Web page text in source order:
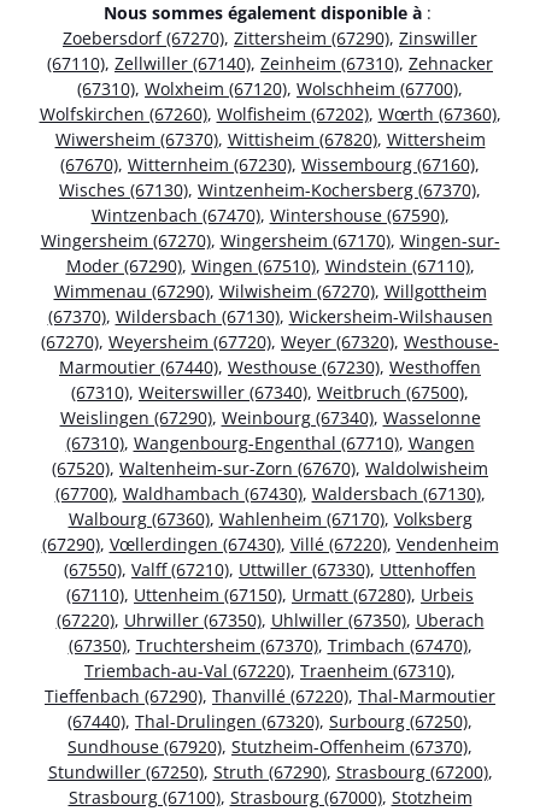
Nous sommes également disponible à :
Zoebersdorf (67270), Zittersheim (67290), Zinswiller
(67110), Zellwiller (67140), Zeinheim (67310), Zehnacker
(67310), Wolxheim (67120), Wolschheim (67700),
Wolfskirchen (67260), Wolfisheim (67202), Wœrth (67360),
Wiwersheim (67370), Wittisheim (67820), Wittersheim
(67670), Witternheim (67230), Wissembourg (67160),
Wisches (67130), Wintzenheim-Kochersberg (67370),
Wintzenbach (67470), Wintershouse (67590),
Wingersheim (67270), Wingersheim (67170), Wingen-sur-
Moder (67290), Wingen (67510), Windstein (67110),
Wimmenau (67290), Wilwisheim (67270), Willgottheim
(67370), Wildersbach (67130), Wickersheim-Wilshausen
(67270), Weyersheim (67720), Weyer (67320), Westhouse-
Marmoutier (67440), Westhouse (67230), Westhoffen
(67310), Weiterswiller (67340), Weitbruch (67500),
Weislingen (67290), Weinbourg (67340), Wasselonne
(67310), Wangenbourg-Engenthal (67710), Wangen
(67520), Waltenheim-sur-Zorn (67670), Waldolwisheim
(67700), Waldhambach (67430), Waldersbach (67130),
Walbourg (67360), Wahlenheim (67170), Volksberg
(67290), Vœllerdingen (67430), Villé (67220), Vendenheim
(67550), Valff (67210), Uttwiller (67330), Uttenhoffen
(67110), Uttenheim (67150), Urmatt (67280), Urbeis
(67220), Uhrwiller (67350), Uhlwiller (67350), Uberach
(67350), Truchtersheim (67370), Trimbach (67470),
Triembach-au-Val (67220), Traenheim (67310),
Tieffenbach (67290), Thanvillé (67220), Thal-Marmoutier
(67440), Thal-Drulingen (67320), Surbourg (67250),
Sundhouse (67920), Stutzheim-Offenheim (67370),
Stundwiller (67250), Struth (67290), Strasbourg (67200),
Strasbourg (67100), Strasbourg (67000), Stotzheim